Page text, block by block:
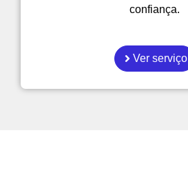
confiança.
Ver serviço